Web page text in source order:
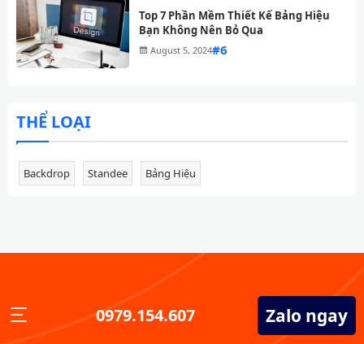
Top 7 Phần Mềm Thiết Kế Bảng Hiệu
Bạn Không Nên Bỏ Qua
August 5, 2024#
THỂ LOẠI
Backdrop Standee Bảng Hiệu
0979.154.607 Zalo ngay